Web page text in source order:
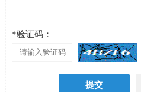
*验证码：